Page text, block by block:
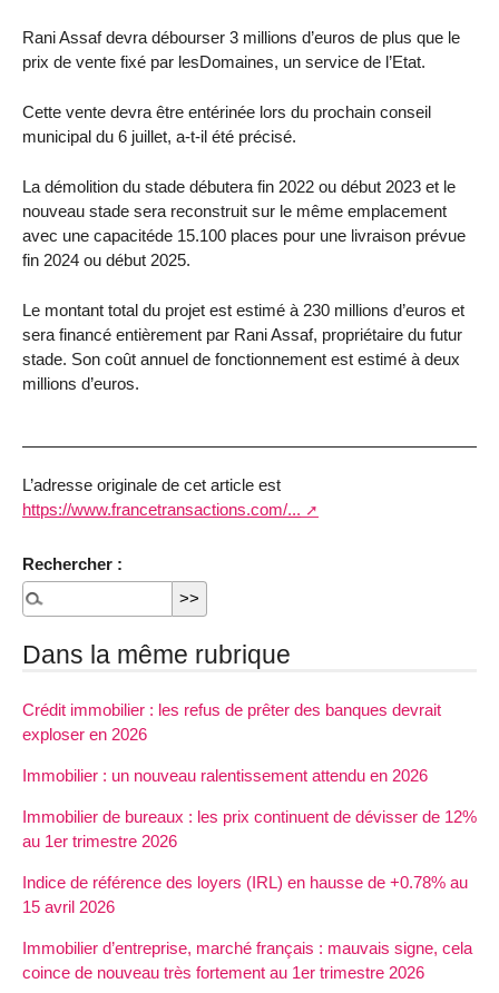
Rani Assaf devra débourser 3 millions d’euros de plus que le
prix de vente fixé par lesDomaines, un service de l’Etat.
Cette vente devra être entérinée lors du prochain conseil
municipal du 6 juillet, a-t-il été précisé.
La démolition du stade débutera fin 2022 ou début 2023 et le
nouveau stade sera reconstruit sur le même emplacement
avec une capacitéde 15.100 places pour une livraison prévue
fin 2024 ou début 2025.
Le montant total du projet est estimé à 230 millions d’euros et
sera financé entièrement par Rani Assaf, propriétaire du futur
stade. Son coût annuel de fonctionnement est estimé à deux
millions d’euros.
L’adresse originale de cet article est
https://www.francetransactions.com/...
Rechercher :
Dans la même rubrique
Crédit immobilier : les refus de prêter des banques devrait
exploser en 2026
Immobilier : un nouveau ralentissement attendu en 2026
Immobilier de bureaux : les prix continuent de dévisser de 12%
au 1er trimestre 2026
Indice de référence des loyers (IRL) en hausse de +0.78% au
15 avril 2026
Immobilier d’entreprise, marché français : mauvais signe, cela
coince de nouveau très fortement au 1er trimestre 2026